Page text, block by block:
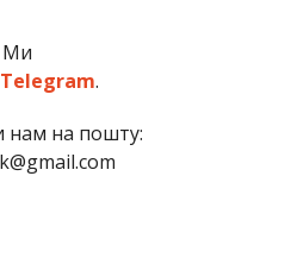
Ми
Telegram.
нам на пошту: